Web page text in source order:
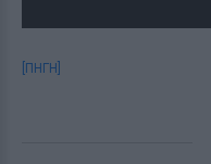
[ΠΗΓΗ]